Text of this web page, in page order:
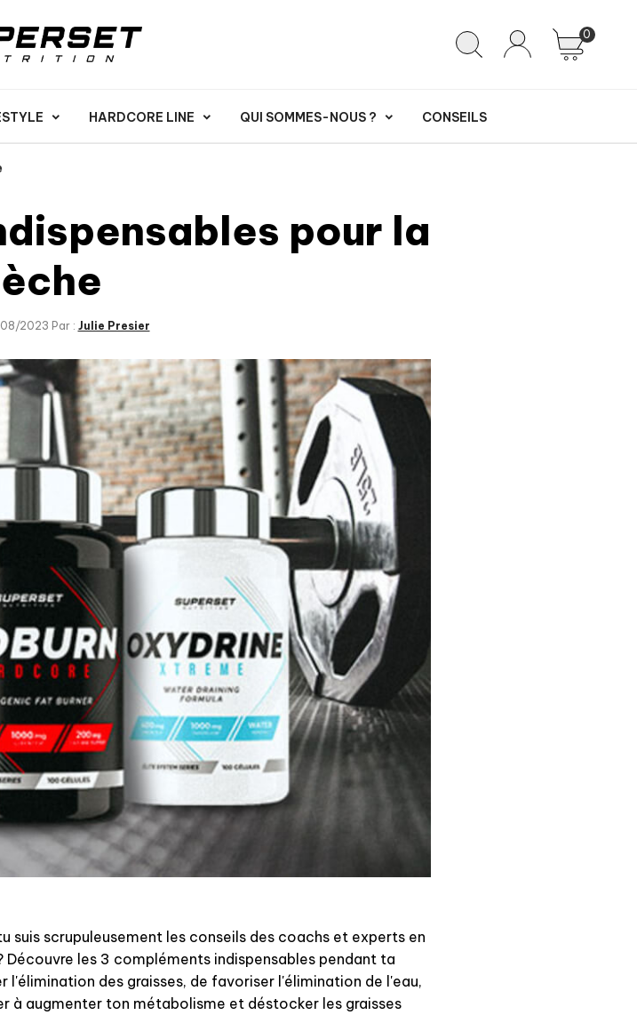
0
HARDCORE LINE QUI SOMMES-NOUS ? CONSEILS
pour la
08/2023 Par : Julie Presier
suis scrupuleusement les conseils des coachs et experts en
les 3 compléments indispensables pendant ta
des graisses, de favoriser l'élimination de l'eau,
à augmenter ton métabolisme et déstocker les graisses